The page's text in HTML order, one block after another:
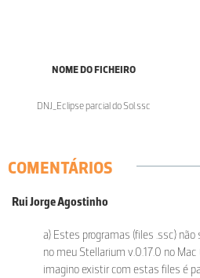
NOME DO FICHEIRO
DNJ_Eclipse parcial do Sol.ssc
COMENTÁRIOS
Rui Jorge Agostinho
a) Estes programas (files .ssc)
no meu Stellarium v.0.17.0 no
imagino existir com estas files é